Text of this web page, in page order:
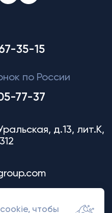
35-15
по России
77-37
д.13, лит.К,
чтобы